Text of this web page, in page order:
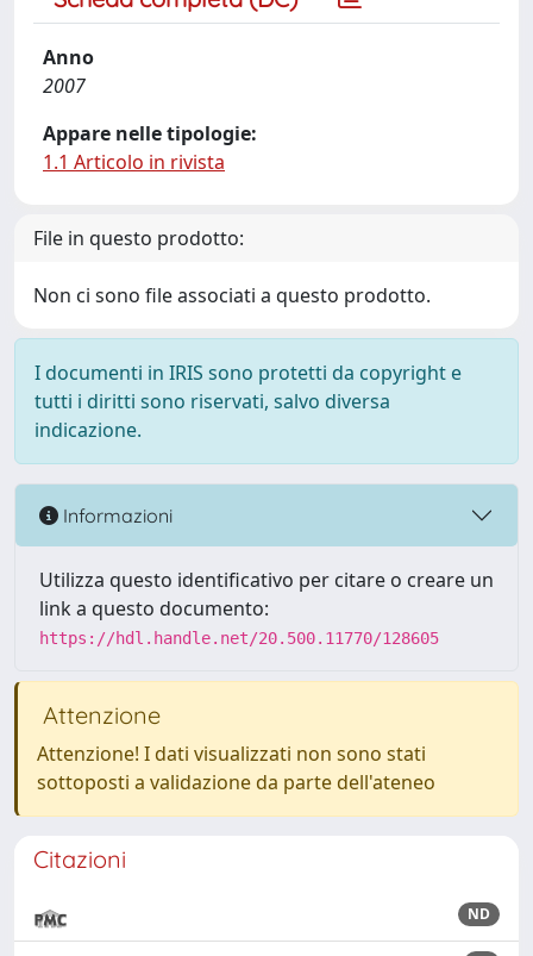
Anno
2007
Appare nelle tipologie:
1.1 Articolo in rivista
File in questo prodotto:
Non ci sono file associati a questo prodotto.
I documenti in IRIS sono protetti da copyright e
tutti i diritti sono riservati, salvo diversa
indicazione.
Informazioni
Utilizza questo identificativo per citare o creare un
link a questo documento:
https://hdl.handle.net/20.500.11770/128605
Attenzione
Attenzione! I dati visualizzati non sono stati
sottoposti a validazione da parte dell'ateneo
Citazioni
ND